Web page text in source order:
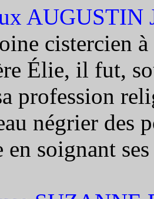
AUGUSTIN
cistercien à
Élie, il fut,
profession
négrier des
en soignant